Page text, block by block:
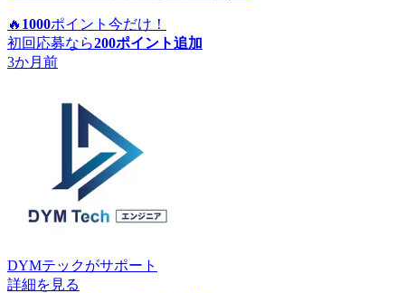
🔥 1000ポイント 今だけ！
初回応募なら200ポイント追加
3か月前
DYMテックがサポート
詳細を見る